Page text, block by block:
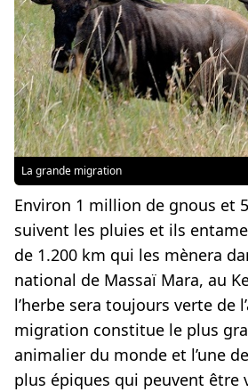
La grande migration
Environ 1 million de gnous et
suivent les pluies et ils
de 1.200 km qui les mènera
national de Massaï Mara, au
l’herbe sera toujours verte de
migration constitue le plus
animalier du monde et l’une
plus épiques qui peuvent être